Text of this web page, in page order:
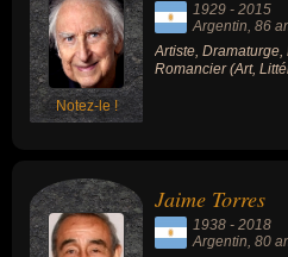
Notez-le !
1929 - 2015
Argentin, 86
Artiste, Dramaturge,
Romancier (Art,
Jaime Torres
1938 - 2018
Argentin , 80